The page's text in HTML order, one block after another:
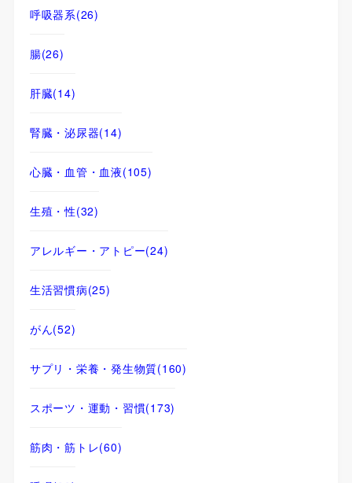
呼吸器系(26)
腸(26)
肝臓(14)
腎臓・泌尿器(14)
心臓・血管・血液(105)
生殖・性(32)
アレルギー・アトピー(24)
生活習慣病(25)
がん(52)
サプリ・栄養・発生物質(160)
スポーツ・運動・習慣(173)
筋肉・筋トレ(60)